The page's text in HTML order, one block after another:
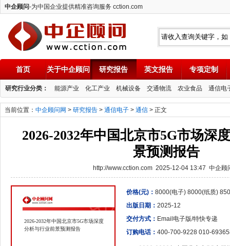
中企顾问-为中国企业提供精准咨询服务 cction.com
中企顾问
首页 关于中企顾问 研究报告 英文报告 专项定制
研究行业分类： 能源产业 化工产业 机械设备 交通物流 农业食品 通信电
当前位置： 中企顾问网 > 研究报告 > 通信电子 > 通信 > 正文
2026-2032年中国北京市5G市场深
景预测报告
http://www.cction.com 2025-12-04 13:47 中企顾
2026-2032年中国北京市5G市场深度
分析与行业前景预测报告
价格(元)： 8000(电子) 8000(纸质)
出版日期： 2025-12
交付方式： Email电子版/特快专递
订购电话： 400-700-9228 010-